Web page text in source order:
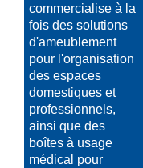
commercialise à la
fois des solutions
d'ameublement
pour l'organisation
des espaces
domestiques et
professionnels,
ainsi que des
boîtes à usage
médical pour